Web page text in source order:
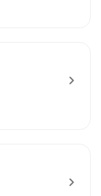
chevron_right
chevron_right